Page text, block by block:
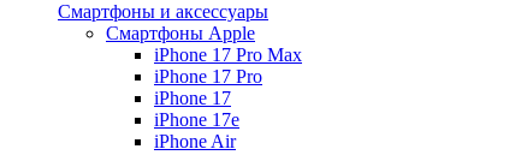
Смартфоны и аксессуары
Смартфоны Apple
iPhone 17 Pro Max
iPhone 17 Pro
iPhone 17
iPhone 17e
iPhone Air